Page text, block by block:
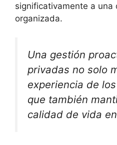
significativamente a una
organizada.
Una gestión
privadas no solo
experiencia de
que también
calidad de vida